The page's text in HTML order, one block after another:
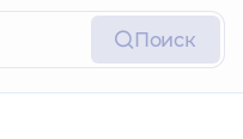
Поиск